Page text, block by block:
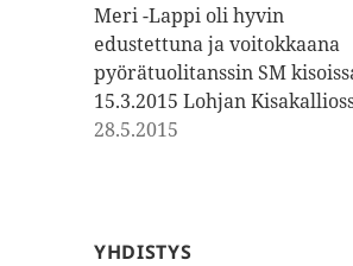
Meri -Lappi oli hyvin
edustettuna ja voitokkaana
pyörätuolitanssin SM
15.3.2015 Lohjan
28.5.2015
YHDISTYS